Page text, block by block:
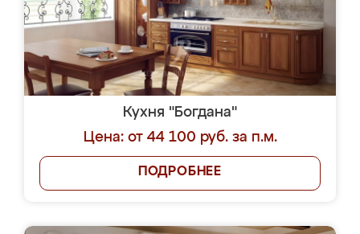
Кухня "Богдана"
Цена: от 44 100 руб. за п.м.
ПОДРОБНЕЕ